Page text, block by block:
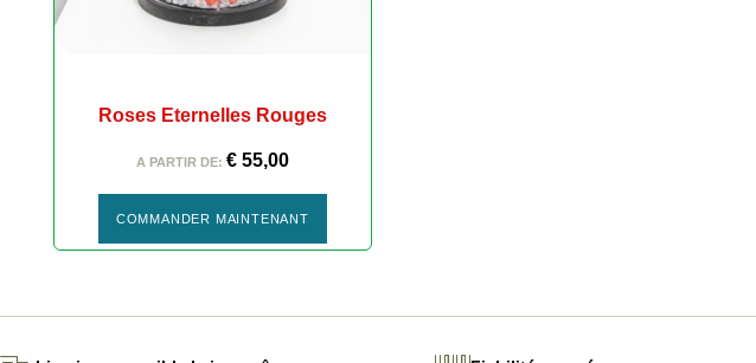
Roses Eternelles Rouges
A PARTIR DE: €55,00
COMMANDER MAINTENANT